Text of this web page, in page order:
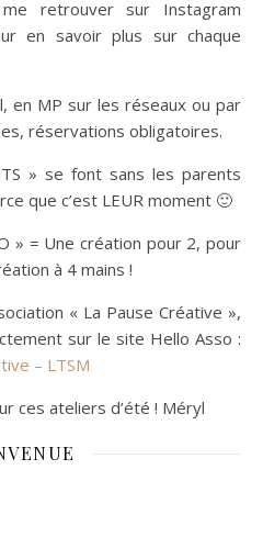
retrouver sur Instagram
en savoir plus sur chaque
en MP sur les réseaux ou par
réservations obligatoires.
» se font sans les parents
que c’est LEUR moment 🙂
» = Une création pour 2, pour
à 4 mains !
« La Pause Créative »,
sur le site Hello Asso :
– LTSM
ces ateliers d’été ! Méryl